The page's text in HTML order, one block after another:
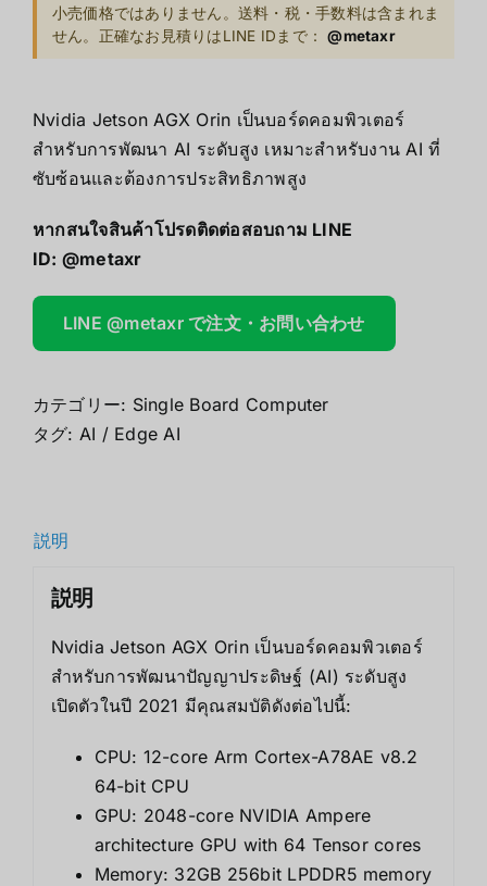
小売価格ではありません。送料・税・手数料は含まれま
せん。正確なお見積りはLINE IDまで：@metaxr
Nvidia Jetson AGX Orin เป็นบอร์ดคอมพิวเตอร์
สำหรับการพัฒนา AI ระดับสูง เหมาะสำหรับงาน AI ที่
ซับซ้อนและต้องการประสิทธิภาพสูง
หากสนใจสินค้าโปรดติดต่อสอบถาม LINE
ID: @metaxr
LINE @metaxr で注文・お問い合わせ
カテゴリー: Single Board Computer
タグ: AI / Edge AI
説明
説明
Nvidia Jetson AGX Orin เป็นบอร์ดคอมพิวเตอร์
สำหรับการพัฒนาปัญญาประดิษฐ์ (AI) ระดับสูง
เปิดตัวในปี 2021 มีคุณสมบัติดังต่อไปนี้:
CPU: 12-core Arm Cortex-A78AE v8.2
64-bit CPU
GPU: 2048-core NVIDIA Ampere
architecture GPU with 64 Tensor cores
Memory: 32GB 256bit LPDDR5 memory